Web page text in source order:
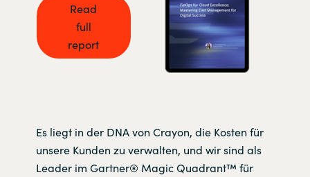
Read
full
report
Es liegt in der DNA von Crayon, die Kosten für
unsere Kunden zu verwalten, und wir sind als
Leader im Gartner® Magic Quadrant™ für